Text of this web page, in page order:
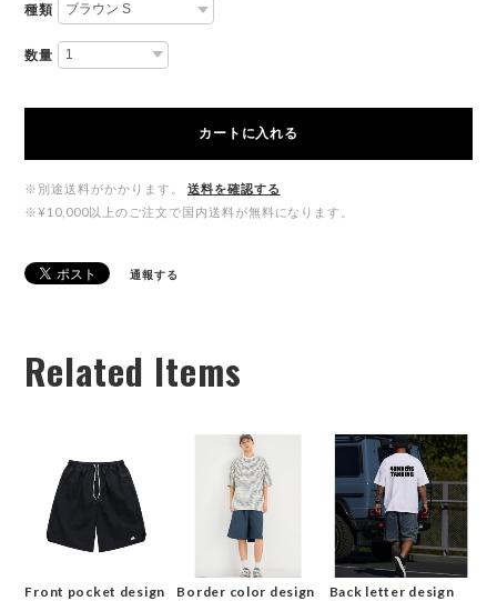
種類
数量
カートに入れる
※別途送料がかかります。
送料を確認する
※¥10,000以上のご注文で国内送料が無料になります。
通報する
Related Items
Front pocket design
Border color design
Back letter design